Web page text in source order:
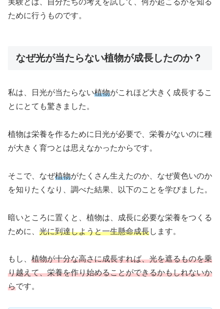
ために行うものです。
なぜ光が当たらない植物が成長したのか？
私は、日光が当たらない植物がこれほど大きく成長するこ
とにとても驚きました。
植物は栄養を作るために日光が必要で、栄養がないのに種
が大きく育つとは思えなかったからです。
そこで、なぜ植物がたくさん生えたのか、なぜ黄色いのか
を知りたくなり、調べた結果、以下のことを学びました。
暗いところに置くと、植物は、成長に必要な栄養をつくる
ために、 光に到達しようと一生懸命成長します。
もし、 植物が十分な高さに成長すれば、光を遮るものを乗
り越えて、栄養を作り始めることができるかもしれないか
らです。